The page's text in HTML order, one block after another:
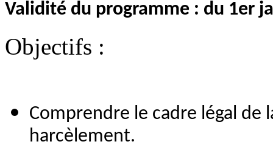
Validité du programme : du 1er
Objectifs :
Comprendre le cadre légal
harcèlement.